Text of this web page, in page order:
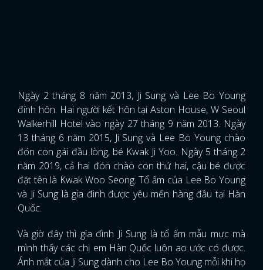
Ngày 2 tháng 8 năm 2013, Ji Sung và Lee Bo Young
đính hôn. Hai người kết hôn tại Aston House, W Seoul
Walkerhill Hotel vào ngày 27 tháng 9 năm 2013. Ngày
13 tháng 6 năm 2015, Ji Sung và Lee Bo Young chào
đón con gái đầu lòng, bé Kwak Ji Yoo. Ngày 5 tháng 2
năm 2019, cả hai đón chào con thứ hai, cậu bé được
đặt tên là Kwak Woo Seong. Tổ ấm của Lee Bo Young
và Ji Sung là gia đình được yêu mến hàng đầu tại Hàn
Quốc.
Và giờ đây thì gia đình Ji Sung là tổ ấm mẫu mực mà
mình thấy các chị em Hàn Quốc luôn ao ước có được.
Ánh mắt của Ji Sung dành cho Lee Bo Young mỗi khi họ